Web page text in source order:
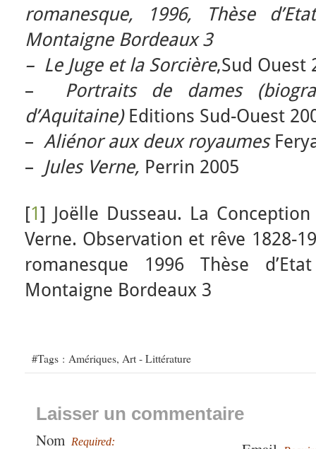
romanesque, 1996, Thèse
Montaigne Bordeaux 3
– Le Juge et la Sorcière,Sud Ouest
– Portraits de dames
d’Aquitaine)Editions Sud-Ouest
– Aliénor aux deux royaumes
– Jules Verne, Perrin 2005
[1] Joëlle Dusseau. La
Verne. Observation et rêve 1828-
romanesque 1996 Thèse
Montaigne Bordeaux 3
#Tags : Amériques, Art - Littérature
Laisser un commentaire
Nom Required: